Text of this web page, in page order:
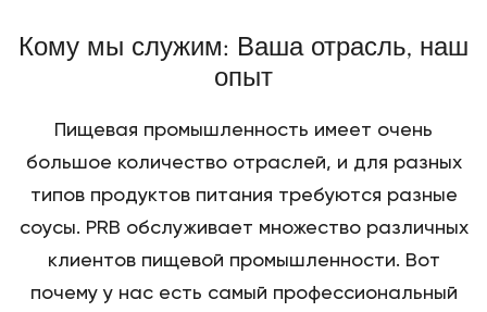
Кому мы служим: Ваша отрасль, наш
опыт
Пищевая промышленность имеет очень
большое количество отраслей, и для разных
типов продуктов питания требуются разные
соусы. PRB обслуживает множество различных
клиентов пищевой промышленности. Вот
почему у нас есть самый профессиональный